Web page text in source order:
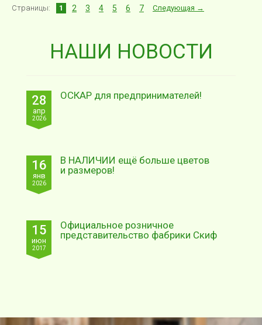
Страницы: 1 2 3 4 5 6 7 Следующая →
НАШИ НОВОСТИ
28
апр
2026
ОСКАР для предпринимателей!
16
янв
2026
В НАЛИЧИИ ещё больше цветов
и размеров!
15
июн
2017
Официальное розничное
представительство фабрики Скиф